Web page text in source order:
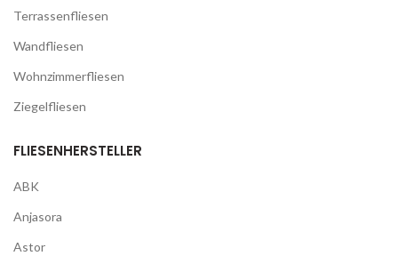
Terrassenfliesen
Wandfliesen
Wohnzimmerfliesen
Ziegelfliesen
FLIESENHERSTELLER
ABK
Anjasora
Astor